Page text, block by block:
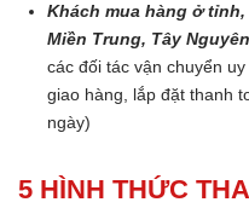
Khách mua hàng ở
Miền Trung, Tây
các đối tác vận chuyển
giao hàng, lắp đặt thanh
ngày)
5 HÌNH THỨC